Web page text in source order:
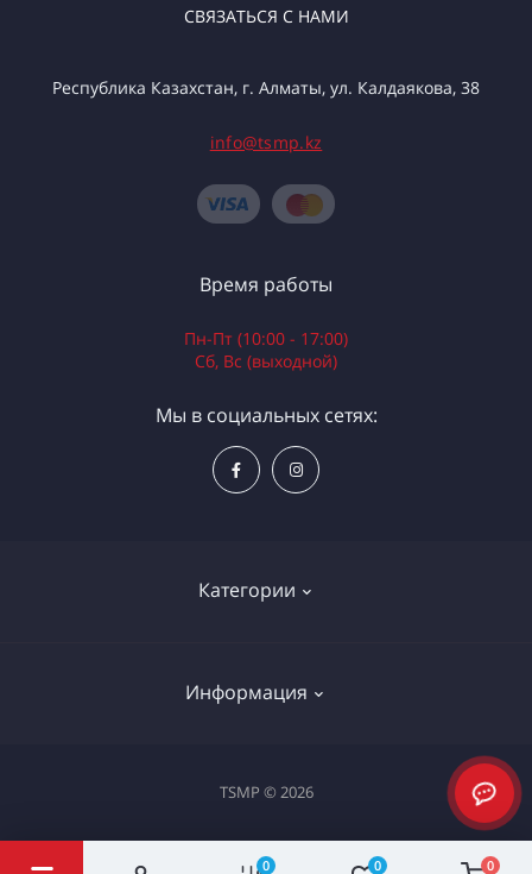
0 0 0
СВЯЗАТЬСЯ С НАМИ
Республика Казахстан, г. Алматы, ул. Калдаякова, 38
info@tsmp.kz
Категории
Электроинструменты
Информация
Доставка и оплата
Политика конфиденциальности
Время работы
Пн-Пт (10:00 - 17:00)
Сб, Вс (выходной)
Мы в социальных сетях:
TSMP © 2026